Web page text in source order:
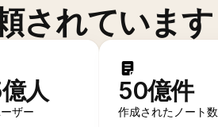
されています
人
ザー
50億件
作成されたノート数